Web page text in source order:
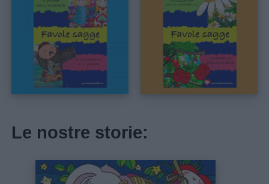
Le nostre storie: